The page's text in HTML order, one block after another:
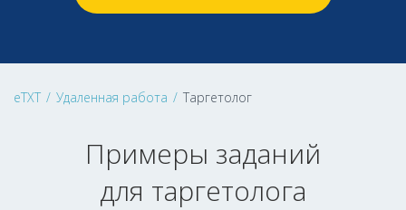
eTXT / Удаленная работа / Таргетолог
Примеры заданий
для таргетолога